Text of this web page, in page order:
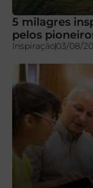
5 milagres
pelos
Inspiração03/08/